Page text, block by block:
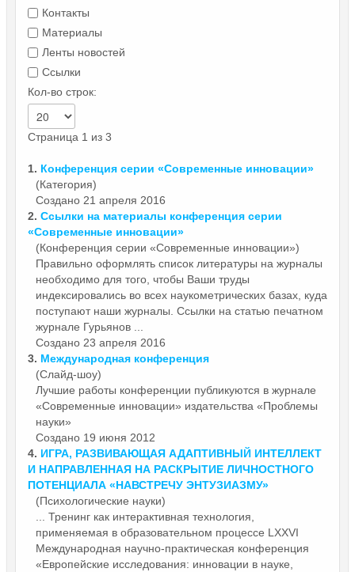
Контакты
Материалы
Ленты новостей
Ссылки
Кол-во строк:
Страница 1 из 3
1. Конференция серии «Современные инновации»
(Категория)
Создано 21 апреля 2016
2. Ссылки на материалы конференция серии
«Современные инновации»
(Конференция серии «Современные инновации»)
Правильно оформлять список литературы на журналы
необходимо для того, чтобы Ваши труды
индексировались во всех наукометрических базах, куда
поступают наши журналы. Ссылки на статью печатном
журнале Гурьянов ...
Создано 23 апреля 2016
3. Международная конференция
(Слайд-шоу)
Лучшие работы конференции публикуются в журнале
«Современные инновации» издательства «Проблемы
науки»
Создано 19 июня 2012
4. ИГРА, РАЗВИВАЮЩАЯ АДАПТИВНЫЙ ИНТЕЛЛЕКТ
И НАПРАВЛЕННАЯ НА РАСКРЫТИЕ ЛИЧНОСТНОГО
ПОТЕНЦИАЛА «НАВСТРЕЧУ ЭНТУЗИАЗМУ»
(Психологические науки)
... Тренинг как интерактивная технология,
применяемая в образовательном процессе LXXVI
Международная научно-практическая конференция
«Европейские исследования: инновации в науке,